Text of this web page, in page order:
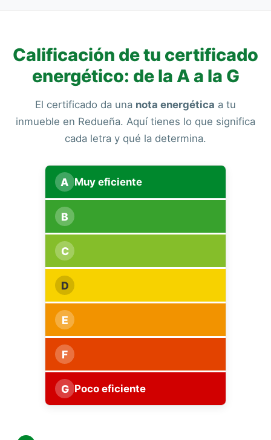
Calificación de tu certificado
energético: de la A a la G
El certificado da una nota energética a tu
inmueble en Redueña. Aquí tienes lo que significa
cada letra y qué la determina.
A Muy eficiente
B
C
D
E
F
G Poco eficiente